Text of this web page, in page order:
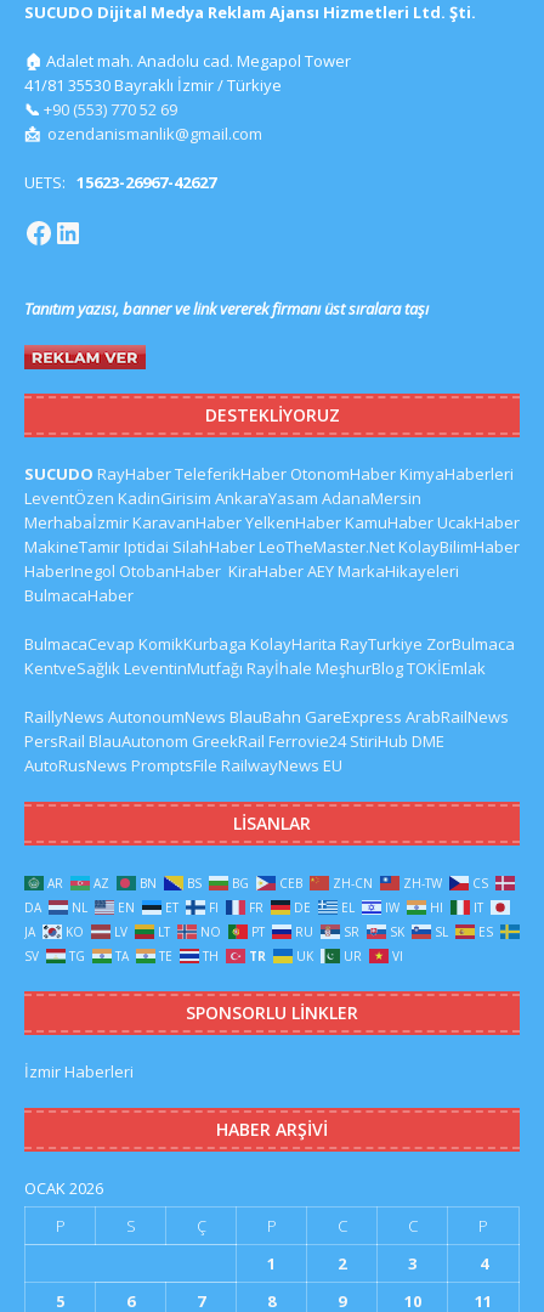
SUCUDO Dijital Medya Reklam Ajansı Hizmetleri Ltd. Şti.
🏠 Adalet mah. Anadolu cad. Megapol Tower
41/81 35530 Bayraklı İzmir / Türkiye
📞 +90 (553) 770 52 69
📩 ozendanismanlik@gmail.com
UETS: 15623-26967-42627
Tanıtım yazısı, banner ve link vererek firmanı üst sıralara taşı
DESTEKLIYORUZ
SUCUDO RayHaberTeleferikHaber OtonomHaberKimyaHaberleri
LeventÖzen KadinGirisim AnkaraYasam AdanaMersin
MerhabaİzmirKaravanHaberYelkenHaberKamuHaberUcakHaber
MakineTamirIptidai SilahHaberLeoTheMaster.NetKolayBilimHaber
HaberInegol OtobanHaber KiraHaberAEYMarkaHikayeleri
BulmacaHaber
BulmacaCevap KomikKurbaga KolayHarita RayTurkiye ZorBulmaca
KentveSağlık LeventinMutfağı Rayİhale MeşhurBlogTOKİEmlak
RaillyNews AutonoumNews BlauBahn GareExpress ArabRailNews
PersRail BlauAutonom GreekRail Ferrovie24 StiriHub DME
AutoRusNews PromptsFile RailwayNews EU
LISANLAR
AR AZ BN BS BG CEB ZH-CN ZH-TW
CS
DA
NL EN ET FI FR DE EL IW HI
IT
JA
KO LV LT NO PT RU SR SK SL
ES
SV
TG TA TE TH TR UK UR VI
SPONSORLU LINKLER
İzmir Haberleri
HABER ARŞIVI
OCAK 2026
P
S Ç P C C
P
1
2 3
4
5
6 7 8 9 10 11